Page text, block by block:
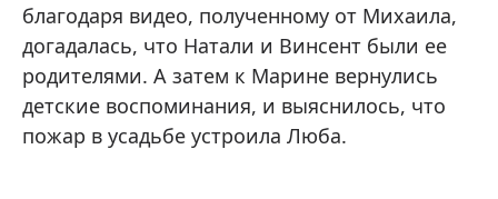
благодаря видео, полученному от Михаила,
догадалась, что Натали и Винсент были ее
родителями. А затем к Марине вернулись
детские воспоминания, и выяснилось, что
пожар в усадьбе устроила Люба.